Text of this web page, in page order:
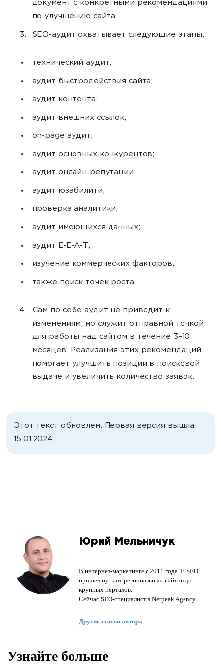
документ с конкретными рекомендациями
по улучшению сайта.
SEO-аудит охватывает следующие этапы:
технический аудит;
аудит быстродействия сайта;
аудит контента;
аудит внешних ссылок;
on-page аудит;
аудит основных конкурентов;
аудит онлайн-репутации;
аудит юзабилити;
проверка аналитики;
аудит имеющихся данных;
аудит Е-Е-А-Т;
изучение коммерческих факторов;
также поиск точек роста.
Сам по себе аудит не приводит к
изменениям, но служит отправной точкой
для работы над сайтом в течение 3–10
месяцев. Реализация этих рекомендаций
помогает улучшить позиции в поисковой
выдаче и увеличить количество заявок.
Этот текст обновлен. Первая версия вышла
15.01.2024.
Юрий Мельничук
В интернет-маркетинге с 2011 года. В SEO
прошел путь от региональных сайтов до
крупных порталов.
Сейчас SEO-специалист в Netpeak Agency.
Другие статьи автора
Узнайте больше